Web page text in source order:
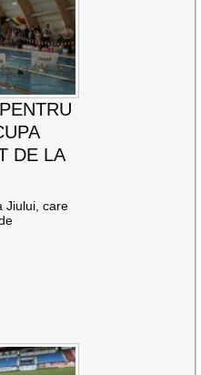
DE LA
Jiului, care